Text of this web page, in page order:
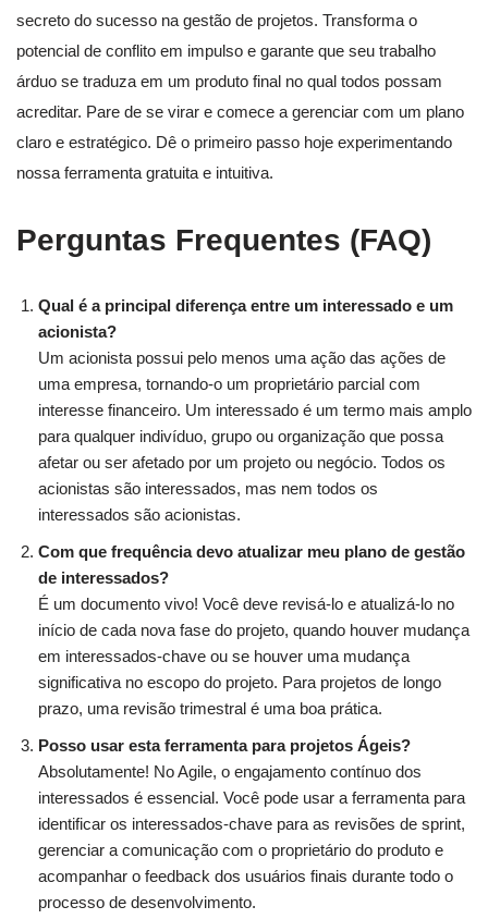
secreto do sucesso na gestão de projetos. Transforma o
potencial de conflito em impulso e garante que seu trabalho
árduo se traduza em um produto final no qual todos possam
acreditar. Pare de se virar e comece a gerenciar com um plano
claro e estratégico. Dê o primeiro passo hoje experimentando
nossa ferramenta gratuita e intuitiva.
Perguntas Frequentes (FAQ)
Qual é a principal diferença entre um interessado e um
acionista?
Um acionista possui pelo menos uma ação das ações de
uma empresa, tornando-o um proprietário parcial com
interesse financeiro. Um interessado é um termo mais amplo
para qualquer indivíduo, grupo ou organização que possa
afetar ou ser afetado por um projeto ou negócio. Todos os
acionistas são interessados, mas nem todos os
interessados são acionistas.
Com que frequência devo atualizar meu plano de gestão
de interessados?
É um documento vivo! Você deve revisá-lo e atualizá-lo no
início de cada nova fase do projeto, quando houver mudança
em interessados-chave ou se houver uma mudança
significativa no escopo do projeto. Para projetos de longo
prazo, uma revisão trimestral é uma boa prática.
Posso usar esta ferramenta para projetos Ágeis?
Absolutamente! No Agile, o engajamento contínuo dos
interessados é essencial. Você pode usar a ferramenta para
identificar os interessados-chave para as revisões de sprint,
gerenciar a comunicação com o proprietário do produto e
acompanhar o feedback dos usuários finais durante todo o
processo de desenvolvimento.